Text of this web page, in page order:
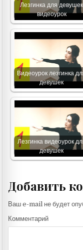
Лезгинка для девушек
видеоурок
Видеоурок лезгинка
девушек
Лезгинка видеоурок
девушек
Добавить
Ваш e-mail не будет
Комментарий